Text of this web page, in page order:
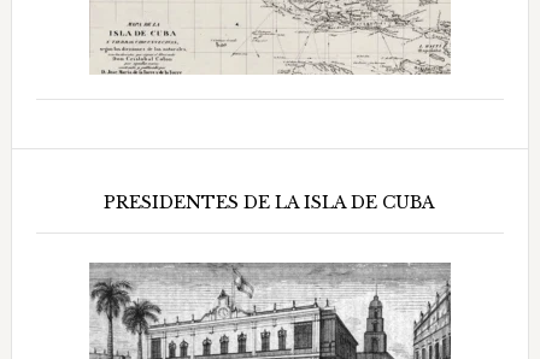
PRESIDENTES DE LA ISLA DE CUBA